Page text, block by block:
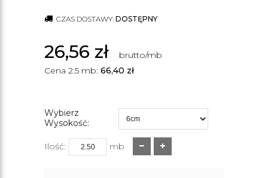
CZAS DOSTAWY: DOSTĘPNY
26,56 zł
brutto/mb
Cena 2.5 mb: 66,40 zł
Wybierz
Wysokość:
Ilość: mb